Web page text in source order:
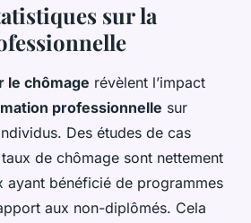
sur la
le chômage révèlent l’impact
professionnelle sur
Des études de cas
de chômage sont nettement
ayant bénéficié de programmes
aux non-diplômés. Cela